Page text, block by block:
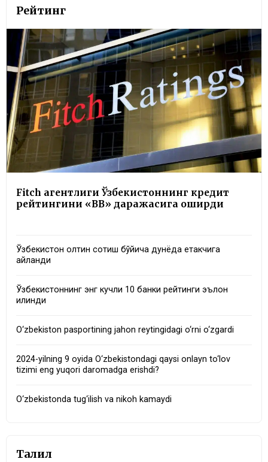
Рейтинг
Fitch агентлиги Ўзбекистоннинг кредит
рейтингини «BB» даражасига оширди
Ўзбекистон олтин сотиш бўйича дунёда етакчига
айланди
Ўзбекистоннинг энг кучли 10 банки рейтинги эълон
қилинди
O‘zbekiston pasportining jahon reytingidagi o‘rni o‘zgardi
2024-yilning 9 oyida O‘zbekistondagi qaysi onlayn to‘lov
tizimi eng yuqori daromadga erishdi?
O‘zbekistonda tug‘ilish va nikoh kamaydi
Таҳлил